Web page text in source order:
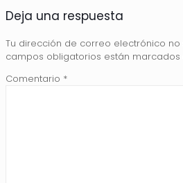
Deja una respuesta
Tu dirección de correo electrónico
campos obligatorios están marcados
Comentario *